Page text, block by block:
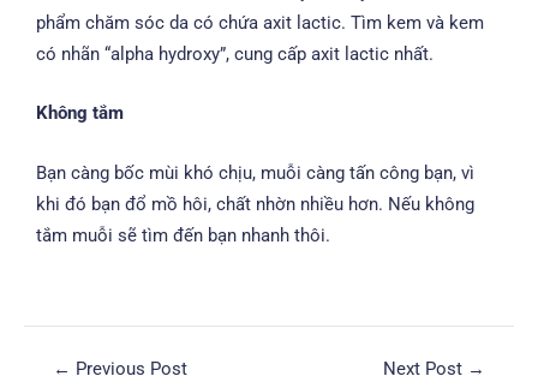
phẩm chăm sóc da có chứa axit lactic. Tìm kem và kem
có nhãn “alpha hydroxy”, cung cấp axit lactic nhất.
Không tắm
Bạn càng bốc mùi khó chịu, muỗi càng tấn công bạn, vì
khi đó bạn đổ mồ hôi, chất nhờn nhiều hơn. Nếu không
tắm muỗi sẽ tìm đến bạn nhanh thôi.
← Previous Post Next Post →